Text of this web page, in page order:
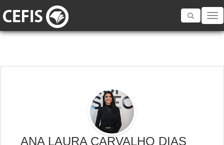
Toggle
ANA LAURA CARVALHO DIAS